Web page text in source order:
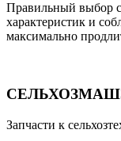
Правильный выбор
характеристик и
максимально
Запчасти к